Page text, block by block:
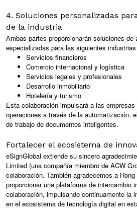
4. Soluciones personalizadas
de la industria
Ambas partes proporcionarán soluciones de
especializadas para las siguientes
Servicios financieros
Comercio internacional y logística
Servicios legales y profesionales
Desarrollo inmobiliario
Hotelería y turismo
Esta colaboración impulsará a las
operaciones a través de la automatización,
de trabajo de documentos inteligentes.
Fortalecer el ecosistema de
eSignGlobal extiende su sincero
Limited (una compañía miembro de ACW
colaboración. También agradecemos a
proporcionar una plataforma de intercambio
colaboración, impulsando continuamente la
en el ecosistema de tecnología digital en